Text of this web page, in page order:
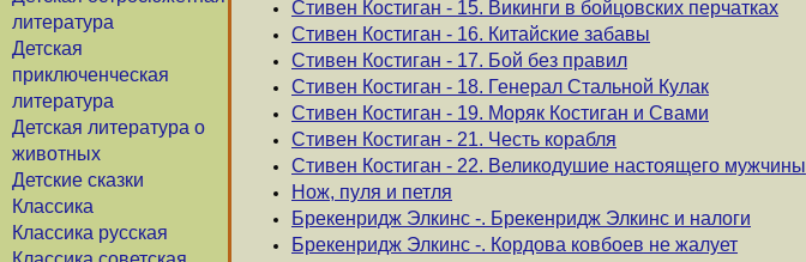
литература
Детская
приключенческая
литература
Детская литература о
животных
Детские сказки
Классика
Классика русская
Стивен Костиган - 15. Викинги в бойцовских перчатках
Стивен Костиган - 16. Китайские забавы
Стивен Костиган - 17. Бой без правил
Стивен Костиган - 18. Генерал Стальной Кулак
Стивен Костиган - 19. Моряк Костиган и Свами
Стивен Костиган - 21. Честь корабля
Стивен Костиган - 22. Великодушие настоящего мужчины
Нож, пуля и петля
Брекенридж Элкинс -. Брекенридж Элкинс и налоги
Брекенридж Элкинс -. Кордова ковбоев не жалует